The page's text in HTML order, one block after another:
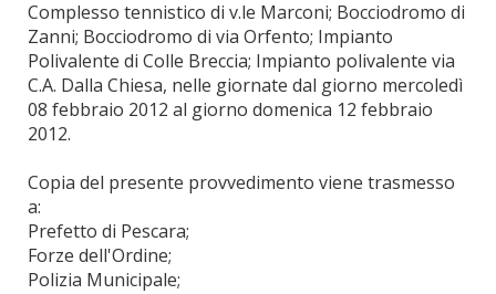
Complesso tennistico di v.le Marconi; Bocciodromo di
Zanni; Bocciodromo di via Orfento; Impianto
Polivalente di Colle Breccia; Impianto polivalente via
C.A. Dalla Chiesa, nelle giornate dal giorno mercoledì
08 febbraio 2012 al giorno domenica 12 febbraio
2012.
Copia del presente provvedimento viene trasmesso
a:
Prefetto di Pescara;
Forze dell'Ordine;
Polizia Municipale;